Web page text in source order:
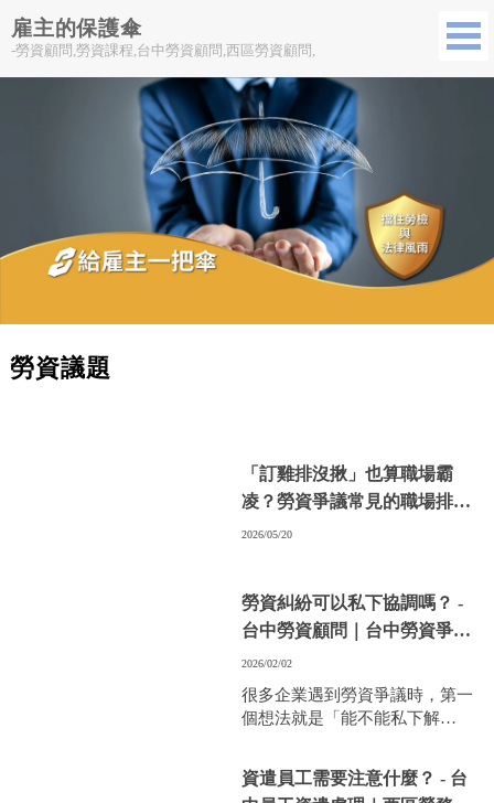
雇主的保護傘
-勞資顧問,勞資課程,台中勞資顧問,西區勞資顧問,
勞資議題
「訂雞排沒揪」也算職場霸
凌？勞資爭議常見的職場排擠
問題 - 台南勞資顧問｜台中勞
2026/05/20
勞資糾紛可以私下協調嗎？ -
台中勞資顧問｜台中勞資爭議
顧問
2026/02/02
很多企業遇到勞資爭議時，第一
個想法就是「能不能私下解
事實上，私下協調是可行的，但
需要謹慎操作，才能避免爭議擴
資遣員工需要注意什麼？ - 台